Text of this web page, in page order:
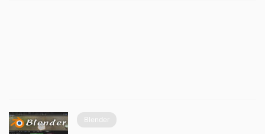
Blender